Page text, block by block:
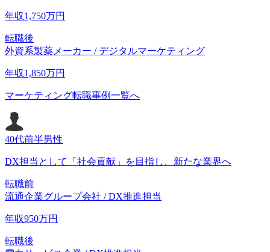
年収1,750万円
転職後
外資系製薬メーカー / デジタルマーケティング
年収1,850万円
マーケティング転職事例一覧へ
40代前半男性
DX担当として「社会貢献」を目指し、新たな業界へ
転職前
流通企業グループ会社 / DX推進担当
年収950万円
転職後